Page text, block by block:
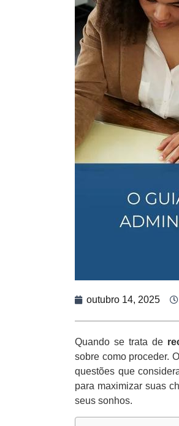
outubro 14, 2025
Quando se trata de
sobre como proceder.
questões que
para maximizar suas
seus sonhos.